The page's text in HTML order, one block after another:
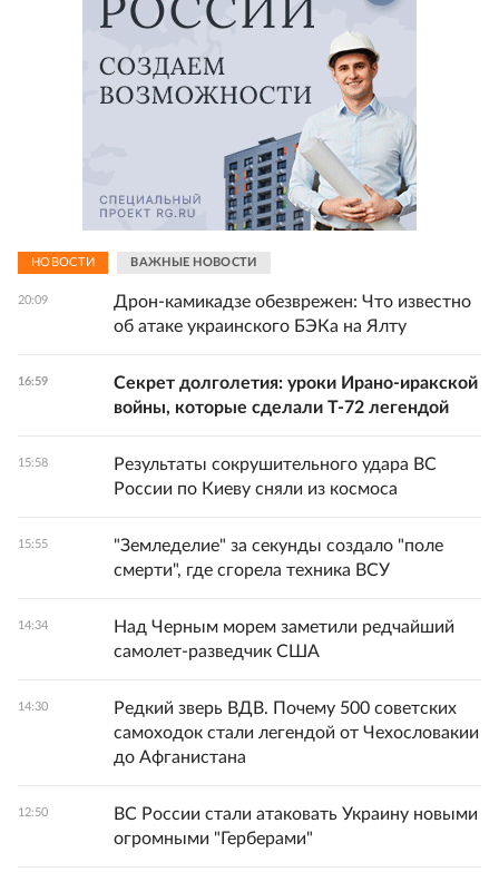
НОВОСТИ ВАЖНЫЕ НОВОСТИ
20:09
Дрон-камикадзе обезврежен: Что известно
об атаке украинского БЭКа на Ялту
16:59
Секрет долголетия: уроки Ирано-иракской
войны, которые сделали Т-72 легендой
15:58
Результаты сокрушительного удара ВС
России по Киеву сняли из космоса
15:55
"Земледелие" за секунды создало "поле
смерти", где сгорела техника ВСУ
14:34
Над Черным морем заметили редчайший
самолет-разведчик США
14:30
Редкий зверь ВДВ. Почему 500 советских
самоходок стали легендой от Чехословакии
до Афганистана
12:50
ВС России стали атаковать Украину новыми
огромными "Герберами"